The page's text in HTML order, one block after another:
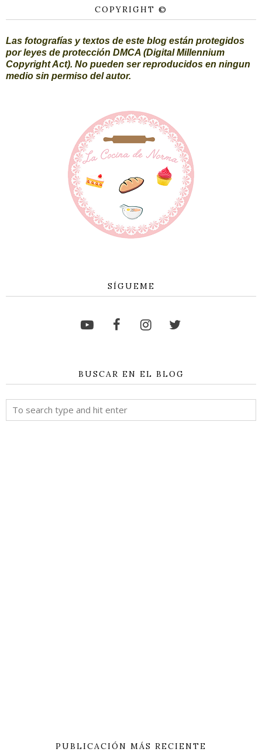
COPYRIGHT ©
Las fotografías y textos de este blog están protegidos
por leyes de protección DMCA (Digital Millennium
Copyright Act). No pueden ser reproducidos en ningun
medio sin permiso del autor.
SÍGUEME
BUSCAR EN EL BLOG
PUBLICACIÓN MÁS RECIENTE